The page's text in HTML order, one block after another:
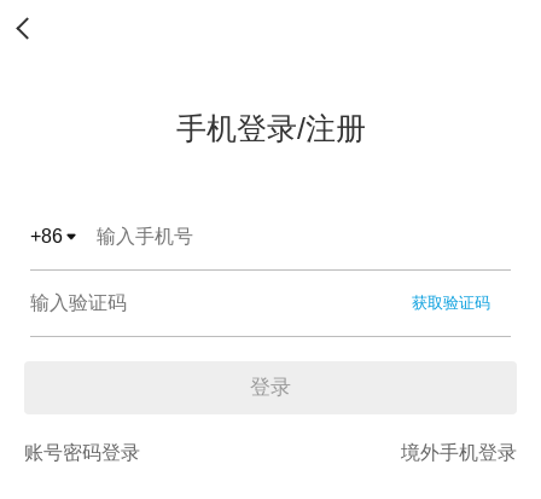
手机登录/注册
+86
获取验证码
登录
账号密码登录 境外手机登录